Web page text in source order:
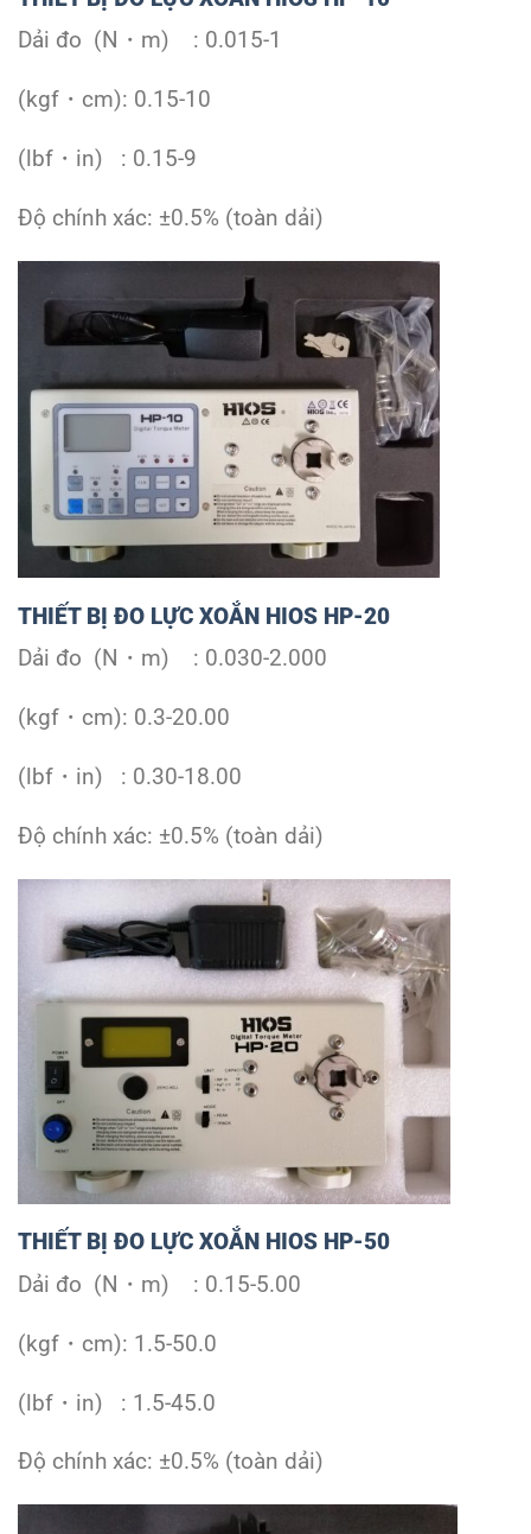
Dải đo (N・m) : 0.015-1
(kgf・cm): 0.15-10
(lbf・in) : 0.15-9
Độ chính xác: ±0.5% (toàn dải)
THIẾT BỊ ĐO LỰC XOẮN HIOS HP-20
Dải đo (N・m) : 0.030-2.000
(kgf・cm): 0.3-20.00
(lbf・in) : 0.30-18.00
Độ chính xác: ±0.5% (toàn dải)
THIẾT BỊ ĐO LỰC XOẮN HIOS HP-50
Dải đo (N・m) : 0.15-5.00
(kgf・cm): 1.5-50.0
(lbf・in) : 1.5-45.0
Độ chính xác: ±0.5% (toàn dải)